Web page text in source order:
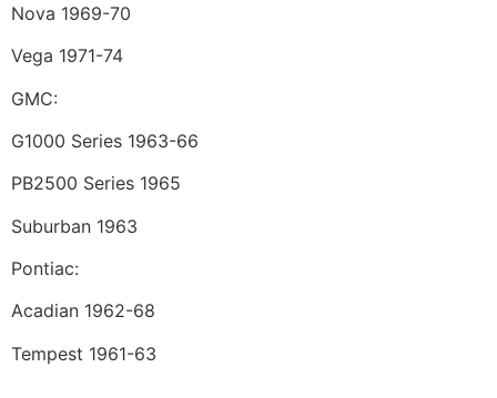
Nova 1969-70
Vega 1971-74
GMC:
G1000 Series 1963-66
PB2500 Series 1965
Suburban 1963
Pontiac:
Acadian 1962-68
Tempest 1961-63